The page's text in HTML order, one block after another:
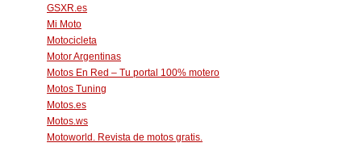
GSXR.es
Mi Moto
Motocicleta
Motor Argentinas
Motos En Red – Tu portal 100% motero
Motos Tuning
Motos.es
Motos.ws
Motoworld. Revista de motos gratis.